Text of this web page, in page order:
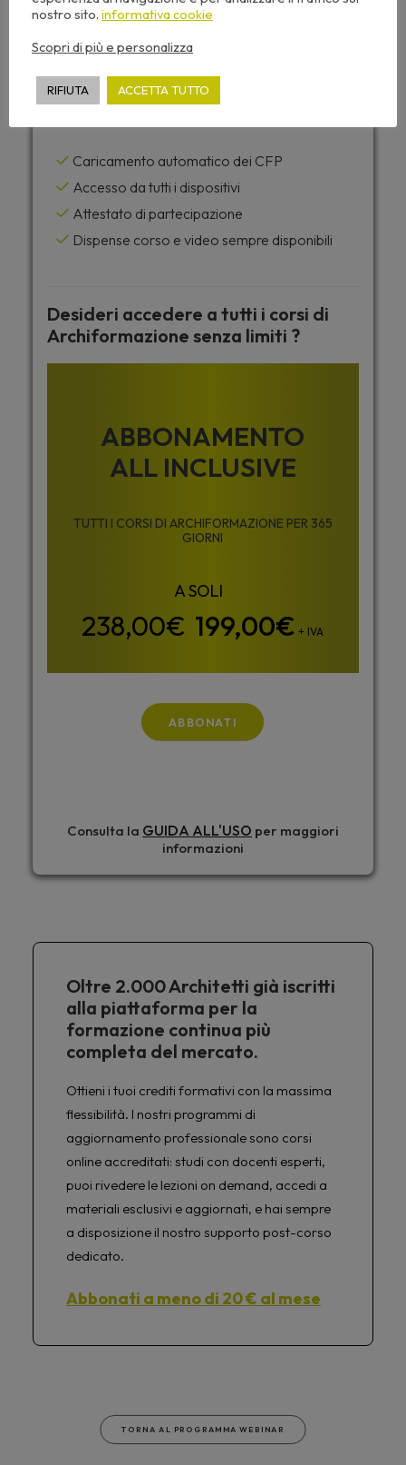
Gratuito
Caricamento automatico dei CFP
Accesso da tutti i dispositivi
Attestato di partecipazione
Dispense corso e video sempre disponibili
Desideri accedere a tutti i corsi di
Archiformazione senza limiti ?
ABBONAMENTO
ALL INCLUSIVE
TUTTI I CORSI DI ARCHIFORMAZIONE PER 365
GIORNI
199,00€ + IVA
ABBONATI
Consulta la GUIDA ALL'USO per maggiori
informazioni
Oltre 2.000 Architetti già iscritti
alla piattaforma per la
formazione continua più
completa del mercato.
Ottieni i tuoi crediti formativi con la massima
flessibilità. I nostri programmi di
aggiornamento professionale sono corsi
online accreditati: studi con docenti esperti,
puoi rivedere le lezioni on demand, accedi a
materiali esclusivi e aggiornati, e hai sempre
a disposizione il nostro supporto post-corso
dedicato.
Abbonati a meno di 20 € al mese
TORNA AL PROGRAMMA WEBINAR
nostro sito. informativa cookie
Scopri di più e personalizza
RIFIUTA ACCETTA TUTTO